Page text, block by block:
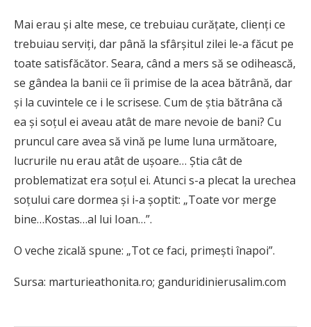
Mai erau și alte mese, ce trebuiau curățate, clienți ce
trebuiau serviți, dar până la sfârșitul zilei le-a făcut pe
toate satisfăcător. Seara, când a mers să se odihească,
se gândea la banii ce îi primise de la acea bătrână, dar
și la cuvintele ce i le scrisese. Cum de știa bătrâna că
ea și soțul ei aveau atât de mare nevoie de bani? Cu
pruncul care avea să vină pe lume luna următoare,
lucrurile nu erau atât de ușoare… Știa cât de
problematizat era soțul ei. Atunci s-a plecat la urechea
soțului care dormea și i-a șoptit: „Toate vor merge
bine…Kostas…al lui Ioan…”.
O veche zicală spune: „Tot ce faci, primești înapoi”.
Sursa: marturieathonita.ro; ganduridinierusalim.com